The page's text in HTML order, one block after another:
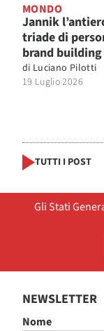
MONDO
Jannik
triade di
brand
di Luciano Pilotti
19 Luglio 2026
TUTTI I POST
Gli Stati
NEWSLETTER
Nome